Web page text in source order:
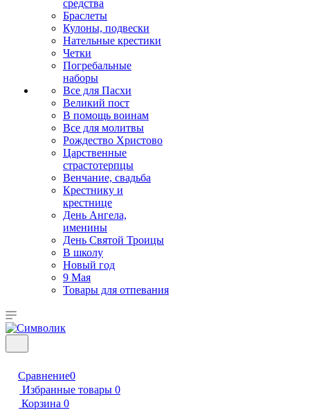
средства
Браслеты
Кулоны, подвески
Нательные крестики
Четки
Погребальные
наборы
Все для Пасхи
Великий пост
В помощь воинам
Все для молитвы
Рождество Христово
Царственные
страстотерпцы
Венчание, свадьба
Крестнику и
крестнице
День Ангела,
именины
День Святой Троицы
В школу
Новый год
9 Мая
Товары для отпевания
Сравнение0
Избранные товары 0
Корзина 0